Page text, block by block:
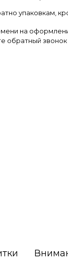
упаковкам,
на
обратный звонок